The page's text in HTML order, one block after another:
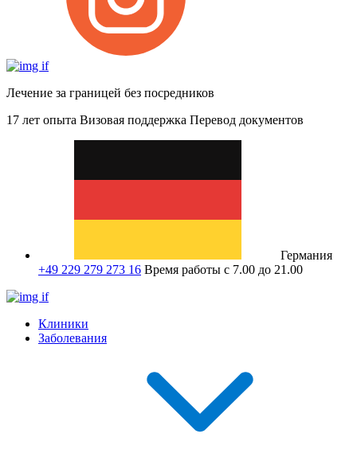
Лечение за границей без посредников
17 лет опыта Визовая поддержка Перевод документов
Германия
+49 229 279 273 16 Время работы с 7.00 до 21.00
Клиники
Заболевания